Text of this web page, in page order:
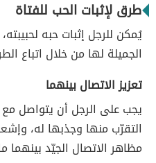
طرق لإثبات الحب للفتاة
يُمكن للرجل إثبات حبه لحبيبته،
الجميلة لها من خلال اتباع
تعزيز الاتصال بينهما
يجب على الرجل أن يتواصل
التقرّب منها وجذبها له،
مظاهر الاتصال الجيّد بينهما